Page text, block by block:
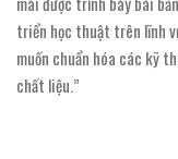
triển học thuật trên lĩnh
muốn chuẩn hóa các kỹ
chất liệu.”